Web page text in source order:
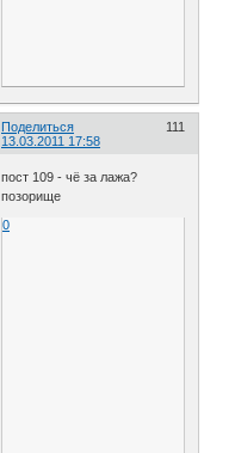
Поделиться
111
13.03.2011 17:58
пост 109 - чё за лажа?
позорище
0